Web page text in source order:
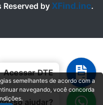
Acessar DTE
ajudar?
by XFind.inc.
semelhantes de acordo com a
navegando, você concorda